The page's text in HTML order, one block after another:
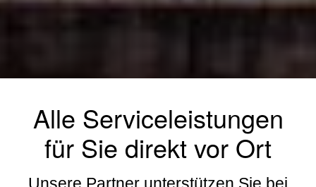
Alle Serviceleistungen
für Sie direkt vor Ort
Unsere Partner unterstützen Sie bei